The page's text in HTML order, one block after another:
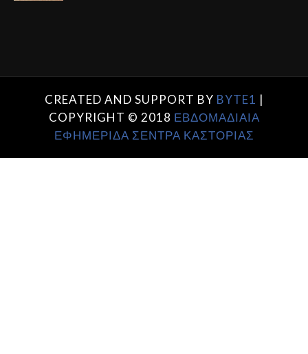
CREATED AND SUPPORT BY BYTE1 |
COPYRIGHT © 2018 ΕΒΔΟΜΑΔΙΑΙΑ
ΕΦΗΜΕΡΙΔΑ ΣΕΝΤΡΑ ΚΑΣΤΟΡΙΑΣ